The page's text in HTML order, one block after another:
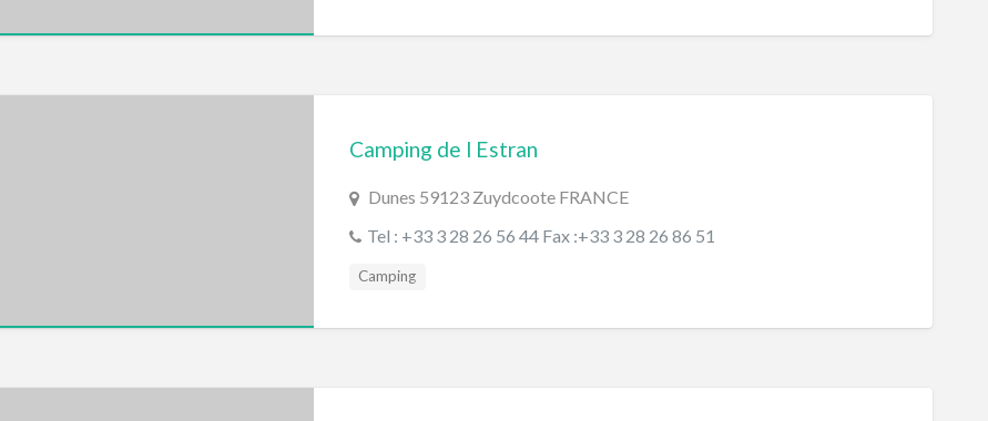
Camping de l Estran
Dunes 59123 Zuydcoote FRANCE
Tel : +33 3 28 26 56 44 Fax :+33 3 28 26 86 51
Camping